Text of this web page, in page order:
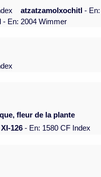
atzatzamolxochitl- En:
- En: 2004 Wimmer
fleur de la plante
XI-126 - En: 1580 CF Index